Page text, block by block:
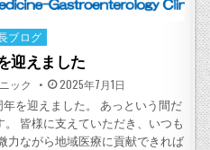
ブログ
迎えました
ック POSTED
ON
2025年7月1日
を迎えました。 あっという間だ
皆様に支えていただき、いつも
力ながら地域医療に貢献できれば